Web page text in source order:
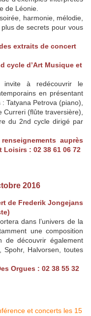
de Léonie.
harmonie, mélodie,
de secrets pour vous
extraits de concert
cycle d’Art Musique et
à redécouvrir le
en présentant
Tatyana Petrova (piano),
Curreri (flûte traversière),
du 2nd cycle dirigé par
auprès
Loisirs : 02 38 61 06 72
2016
de Frederik Jongejans
dans l’univers de la
une composition
de découvrir également
Halvorsen, toutes
Orgues : 02 38 55 32